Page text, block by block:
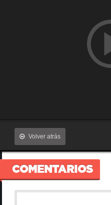
Volver atrás
COMENTARIOS